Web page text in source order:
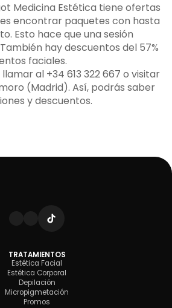
Medicina Estética tiene ofertas
encontrar paquetes con hasta
Esto hace que una sesión
hay descuentos del 57%
faciales.
al +34 613 322 667 o visitar
(Madrid). Así, podrás saber
y descuentos.
TRATAMIENTOS
Estética Facial
Estética Corporal
Depilación
Micropigmetación
Promos